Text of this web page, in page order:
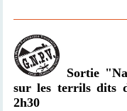
Sortie
sur les terrils dits
2h30